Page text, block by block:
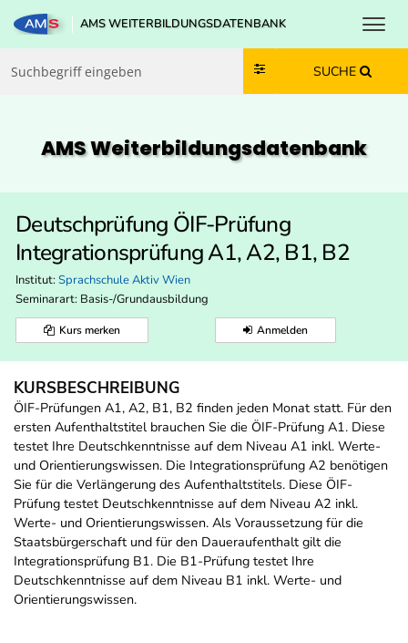
Zum Inhalt springen
Zum Navmenü springen
Zur Suche springen
Zur Footer springen
AMS WEITERBILDUNGSDATENBANK
SUCHE
AMS Weiterbildungs­datenbank
Deutschprüfung ÖIF-Prüfung
Integrationsprüfung A1, A2, B1, B2
Institut: Sprachschule Aktiv Wien
Seminarart: Basis-/Grundausbildung
Kurs merken Anmelden
KURSBESCHREIBUNG
ÖIF-Prüfungen A1, A2, B1, B2 finden jeden Monat statt. Für den
ersten Aufenthaltstitel brauchen Sie die ÖIF-Prüfung A1. Diese
testet Ihre Deutschkenntnisse auf dem Niveau A1 inkl. Werte-
und Orientierungswissen. Die Integrationsprüfung A2 benötigen
Sie für die Verlängerung des Aufenthaltstitels. Diese ÖIF-
Prüfung testet Deutschkenntnisse auf dem Niveau A2 inkl.
Werte- und Orientierungswissen. Als Voraussetzung für die
Staatsbürgerschaft und für den Daueraufenthalt gilt die
Integrationsprüfung B1. Die B1-Prüfung testet Ihre
Deutschkenntnisse auf dem Niveau B1 inkl. Werte- und
Orientierungswissen.